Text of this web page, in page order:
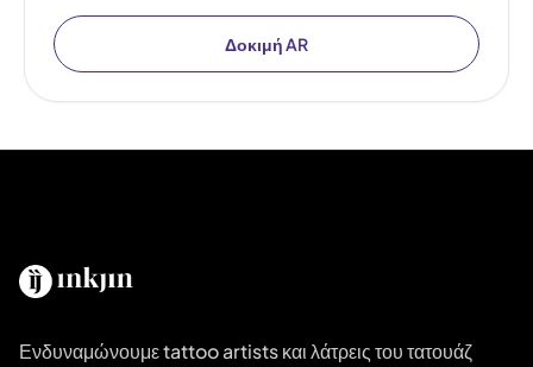
Δοκιμή AR
Ενδυναμώνουμε tattoo artists και λάτρεις του τατουάζ